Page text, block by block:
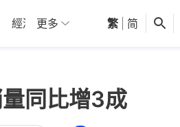
經濟 01深圳 觀點 健康
更多 繁 简
同比增3成